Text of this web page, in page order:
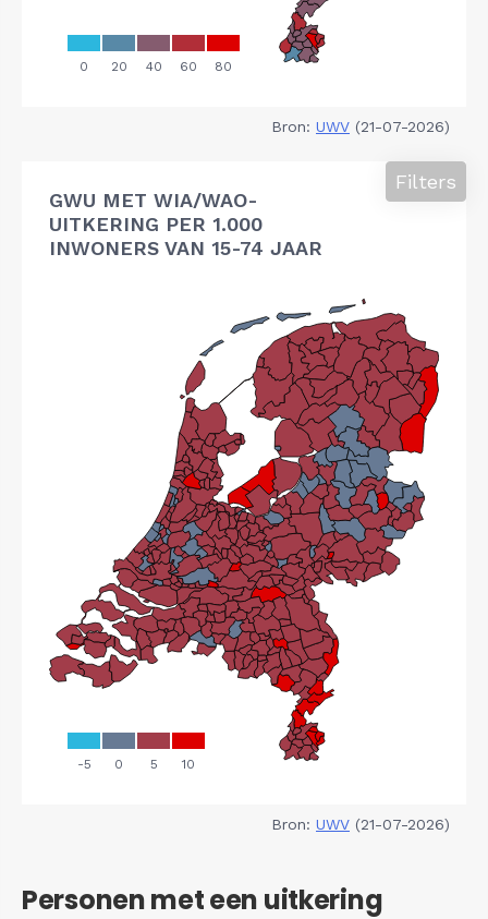
Bron: UWV (21-07-2026)
GWU MET WIA/WAO-
UITKERING PER 1.000
INWONERS VAN 15-74 JAAR
Filters
Bron: UWV (21-07-2026)
Personen met een uitkering